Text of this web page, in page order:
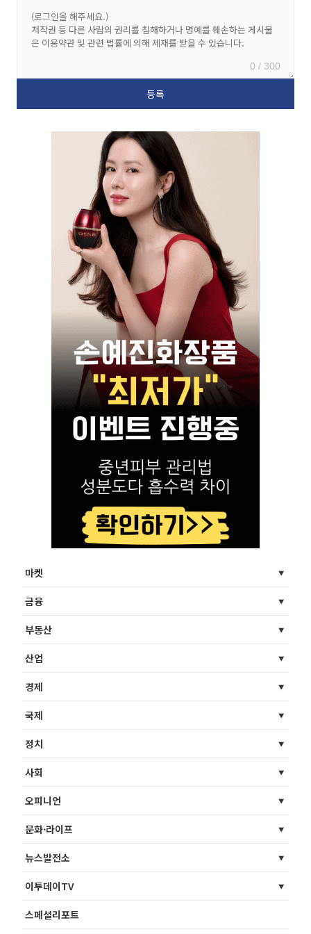
0 / 300
마켓
금융
부동산
산업
경제
국제
정치
사회
오피니언
문화·라이프
뉴스발전소
이투데이TV
스페셜리포트